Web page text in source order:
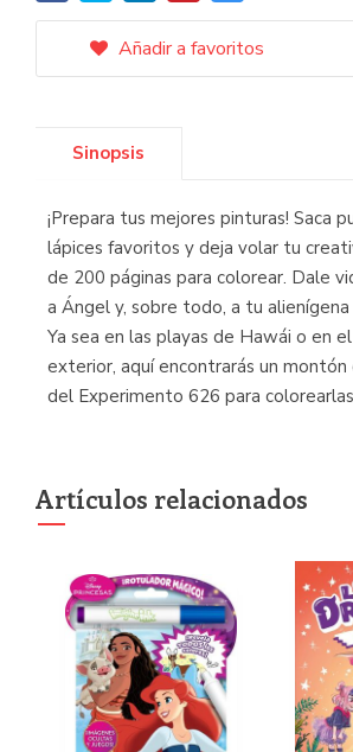
Añadir a favoritos
Sinopsis
¡Prepara tus mejores pinturas! Saca
lápices favoritos y deja volar tu
de 200 páginas para colorear. Dale
a Ángel y, sobre todo, a tu
Ya sea en las playas de Hawái o en
exterior, aquí encontrarás un montón
del Experimento 626 para
Artículos relacionados